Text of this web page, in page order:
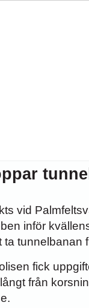
är det...
och...
mot Kalmar FFs...
vid
inför
ta tunnelbanan
fick
från